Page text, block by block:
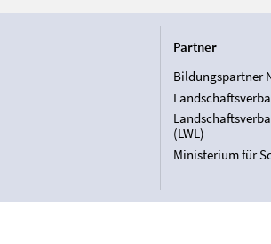
Partner
Bildungspartner
(LWL)
Ministerium für